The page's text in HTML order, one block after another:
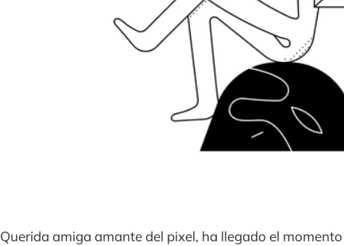
Querida amiga amante del pixel, ha llegado el